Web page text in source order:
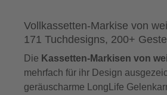
Vollkassetten-Markise von
171 Tuchdesigns, 200+
Die Kassetten-Markisen von
mehrfach für ihr Design
geräuscharme LongLife